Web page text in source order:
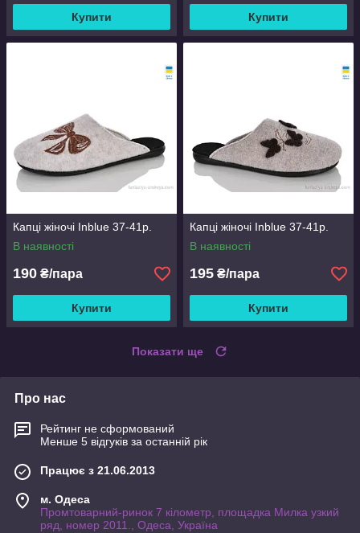
Купити Купити
Капці жіночі Inblue 37-41р.
В наявності
190 ₴/пара
Купити
Капці жіночі Inblue 37-41р.
В наявності
195 ₴/пара
Купити
Показати ще
Про нас
Рейтинг не сформований
Менше 5 відгуків за останній рік
Працює з 21.06.2013
м. Одеса
Промтоварний-ринок 7 кілометр, площадка Милка узкий
ряд, номер 2011., Одеса, Україна